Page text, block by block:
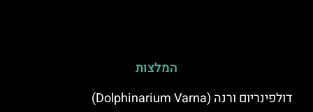
המלצות
דולפינריום ורנה (Dolphinarium Varna)